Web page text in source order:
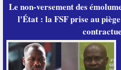
Le non-versement des
l'État : la FSF prise au piège